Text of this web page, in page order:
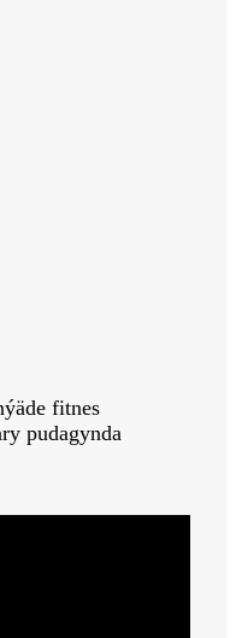
fitnes
pudagynda